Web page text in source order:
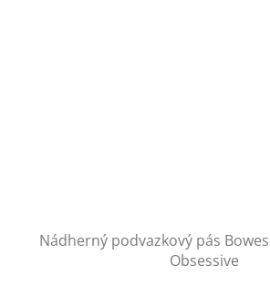
Nádherný podvazkový pás
Obsessive